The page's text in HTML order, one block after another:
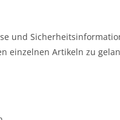
und
einzelnen Artikeln zu